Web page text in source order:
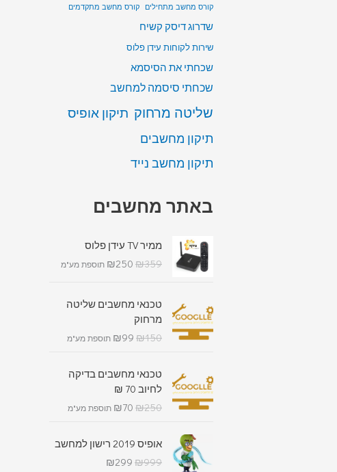
קורס מחשב מתחילים קורס מחשב מתקדמים
שדרוג דיסק קשיח
שירות לקוחות עידן פלוס
שכחתי את הסיסמא
שכחתי סיסמה למחשב
שליטה מרחוק תיקון אופיס
תיקון מחשבים
תיקון מחשב נייד
באתר מחשבים
ממיר TV עידן פלוס
₪359
₪250 תוספת מע"מ
טכנאי מחשבים שליטה
מרחוק
₪150
₪99 תוספת מע"מ
טכנאי מחשבים בדיקה
לחיוב 70 ₪
₪250
₪70 תוספת מע"מ
אופיס 2019 רישון למחשב
₪999
₪299